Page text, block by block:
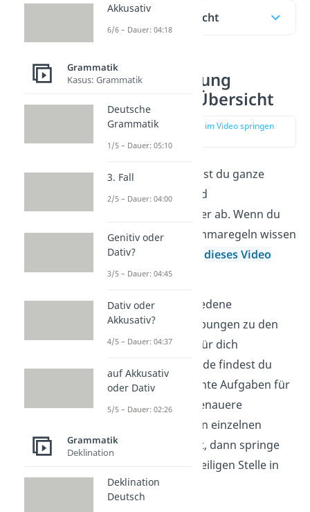
Inhaltsübersicht
Kommasetzung
Übungen – Übersicht
zur Stelle im Video springen
Mit Kommas trennst du ganze
Sätze, Teilsätze und
Wörter voneinander ab. Wenn du
mehr über die Kommaregeln wissen
möchtest, wird dir dieses Video
weiterhelfen!
Wir haben verschiedene
Kommasetzung Übungen zu den
einzelnen Regeln für dich
vorbereitet. Am Ende findest du
auch noch gemischte Aufgaben für
Profis. Wenn du genauere
Erklärungen zu den einzelnen
Übungen brauchst, dann springe
einfach zu der jeweiligen Stelle in
unserem Video!
Akkusativ
6/6 – Dauer: 04:18
Grammatik
Kasus: Grammatik
Deutsche
Grammatik
1/5 – Dauer: 05:10
3. Fall
2/5 – Dauer: 04:00
Genitiv oder
Dativ?
3/5 – Dauer: 04:45
Dativ oder
Akkusativ?
4/5 – Dauer: 04:37
auf Akkusativ
oder Dativ
5/5 – Dauer: 02:26
Grammatik
Deklination
Deklination
Deutsch